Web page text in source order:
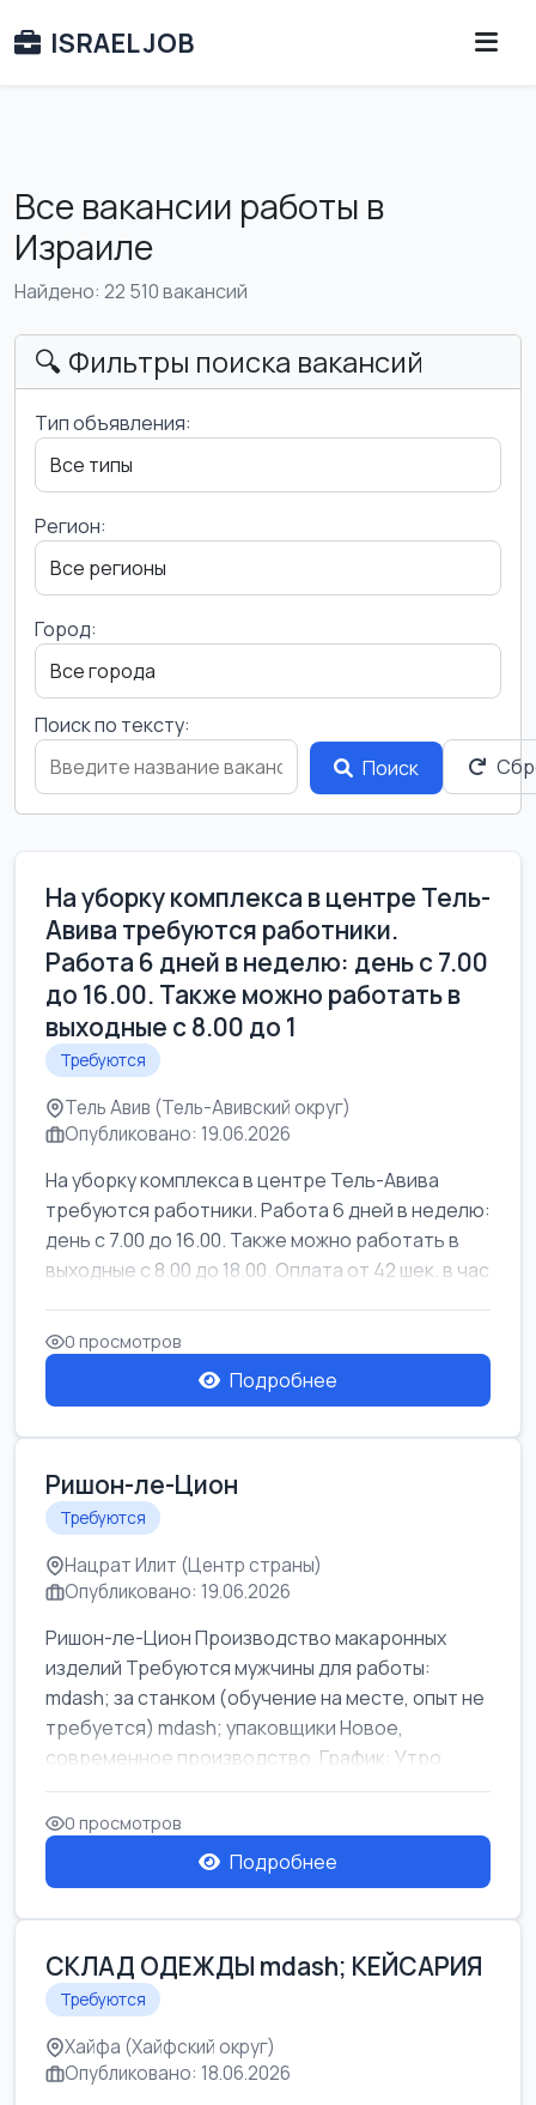
ISRAEL JOB
Все вакансии работы в
Израиле
Найдено: 22 510 вакансий
🔍 Фильтры поиска вакансий
Тип объявления:
Регион:
Город:
Поиск по тексту:
Поиск
На уборку комплекса в центре Тель-
Авива требуются работники.
Работа 6 дней в неделю: день с 7.00
до 16.00. Также можно работать в
выходные с 8.00 до 1
Требуются
Тель Авив (Тель-Авивский округ)
Опубликовано: 19.06.2026
На уборку комплекса в центре Тель-Авива
требуются работники. Работа 6 дней в неделю:
день с 7.00 до 16.00. Также можно работать в
выходные с 8.00 до 18.00. Оплата от 42 шек. в час
0 просмотров
Подробнее
Ришон-ле-Цион
Требуются
Нацрат Илит (Центр страны)
Опубликовано: 19.06.2026
Ришон-ле-Цион Производство макаронных
изделий Требуются мужчины для работы:
mdash; за станком (обучение на месте, опыт не
требуется) mdash; упаковщики Новое,
современное производство. График: Утро
mda...
0 просмотров
Подробнее
СКЛАД ОДЕЖДЫ mdash; КЕЙСАРИЯ
Требуются
Хайфа (Хайфский округ)
Опубликовано: 18.06.2026